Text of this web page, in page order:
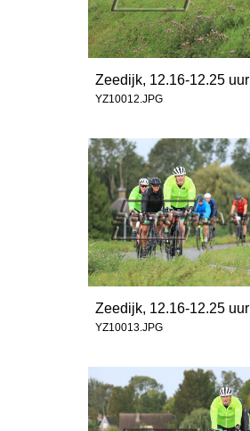
Zeedijk, 12.16-12.25 uur
YZ10012.JPG
Zeedijk, 12.16-12.25 uur
YZ10013.JPG